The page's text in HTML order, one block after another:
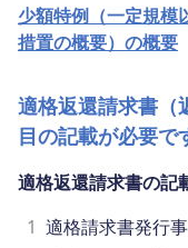
少額特例（一定規模
措置の概要）の概要
適格返還請求書（
目の記載が必要で
適格返還請求書の記
1 適格請求書発行